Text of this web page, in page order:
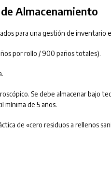
Almacenamiento
para una gestión de inventario
por rollo / 900 paños totales).
Se debe almacenar bajo
mínima de 5 años.
de «cero residuos a rellenos